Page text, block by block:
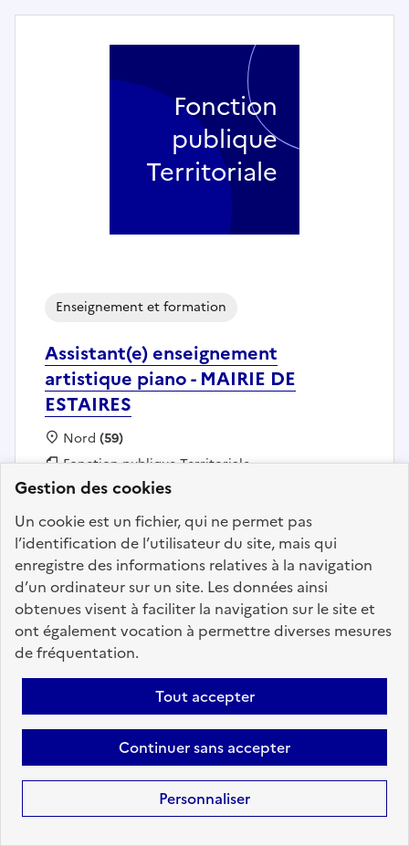
Gestion des cookies
Un cookie est un fichier, qui ne permet pas
l’identification de l’utilisateur du site, mais qui
enregistre des informations relatives à la navigation
d’un ordinateur sur un site. Les données ainsi
obtenues visent à faciliter la navigation sur le site et
ont également vocation à permettre diverses mesures
de fréquentation.
Tout accepter
Continuer sans accepter
Personnaliser
Assistant(e) enseignement
artistique piano - MAIRIE DE
ESTAIRES
Enseignement et formation
Localisation :
Nord (59)
Fonction publique :
Fonction publique Territoriale
Employeur :
Communes
En ligne depuis le 13 juillet 2026
Ajouter aux favoris : Assistant(e) enseignement
Fonction
publique
Territoriale
Précédent
Aller à la page